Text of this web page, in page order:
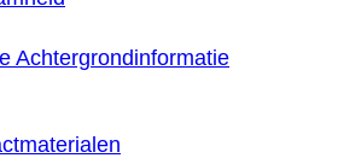
Achtergrondinformatie